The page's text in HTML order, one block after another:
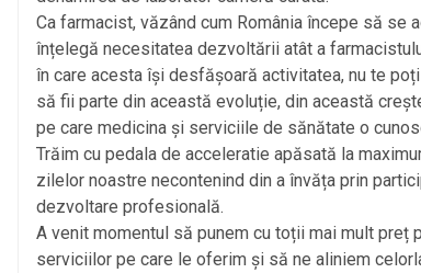
Ca farmacist, văzând cum România începe să se
înțelegă necesitatea dezvoltării atât a
în care acesta își desfășoară activitatea, nu te
să fii parte din această evoluție, din această
pe care medicina și serviciile de sănătate o
Trăim cu pedala de acceleratie apăsată la
zilelor noastre necontenind din a învăța prin
dezvoltare profesională.
A venit momentul să punem cu toții mai mult preț
serviciilor pe care le oferim și să ne aliniem